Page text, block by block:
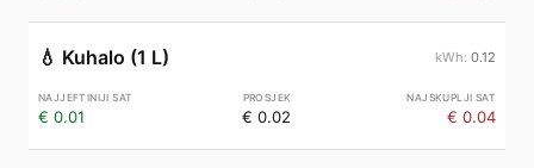
💧 Kuhalo (1 L) 0.12
€ 0.01 € 0.02 € 0.04